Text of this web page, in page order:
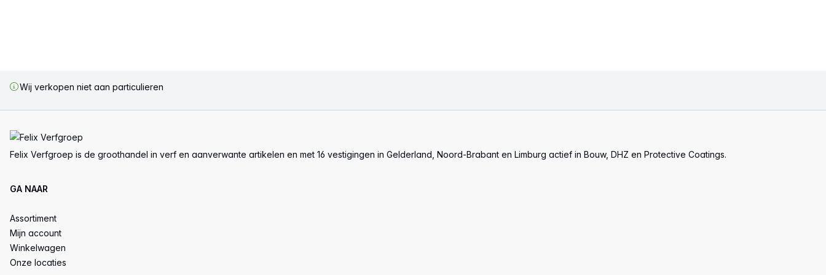
Wij verkopen niet aan particulieren
Felix Verfgroep is de groothandel in verf en aanverwante artikelen en met 16 vestigingen in Gelderland, Noord-Brabant en Limburg actief in Bouw, DHZ en Protective Coatings.
GA NAAR
Assortiment
Mijn account
Winkelwagen
Onze locaties